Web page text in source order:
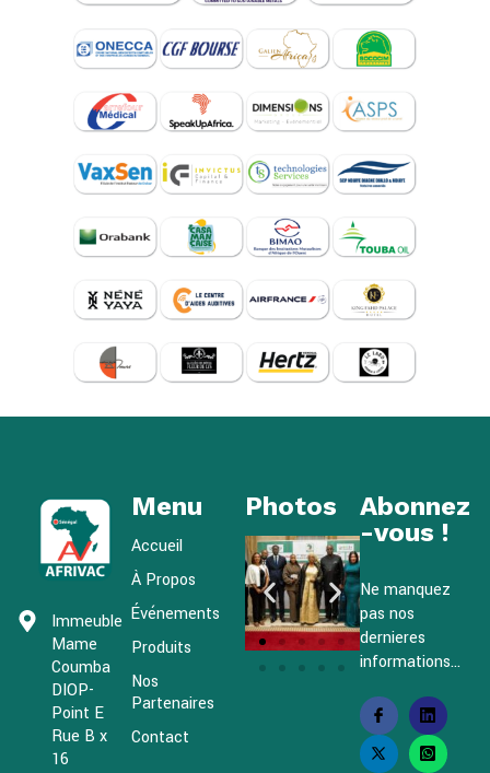
Immeuble
Mame
Coumba
DIOP-
Point E
Rue B x
16
Menu
Accueil
À Propos
Événements
Produits
Nos
Partenaires
Contact
Photos
Abonnez
-vous !
Ne manquez
pas nos
dernieres
informations...